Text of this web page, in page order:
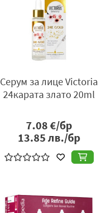
Серум за лице Victoria
24карата злато 20ml
7.08€/бр
13.85лв./бр